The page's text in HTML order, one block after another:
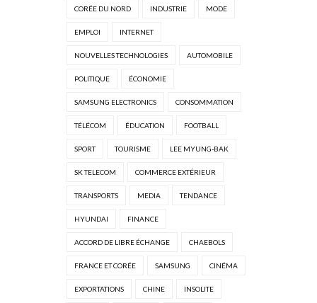
CORÉE DU NORD INDUSTRIE MODE
EMPLOI INTERNET
NOUVELLES TECHNOLOGIES AUTOMOBILE
POLITIQUE ÉCONOMIE
SAMSUNG ELECTRONICS CONSOMMATION
TÉLÉCOM ÉDUCATION FOOTBALL
SPORT TOURISME LEE MYUNG-BAK
SK TELECOM COMMERCE EXTÉRIEUR
TRANSPORTS MEDIA TENDANCE
HYUNDAI FINANCE
ACCORD DE LIBRE ÉCHANGE CHAEBOLS
FRANCE ET CORÉE SAMSUNG CINÉMA
EXPORTATIONS CHINE INSOLITE